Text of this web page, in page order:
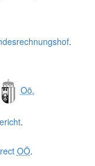
.
Oö.
.
OÖ.